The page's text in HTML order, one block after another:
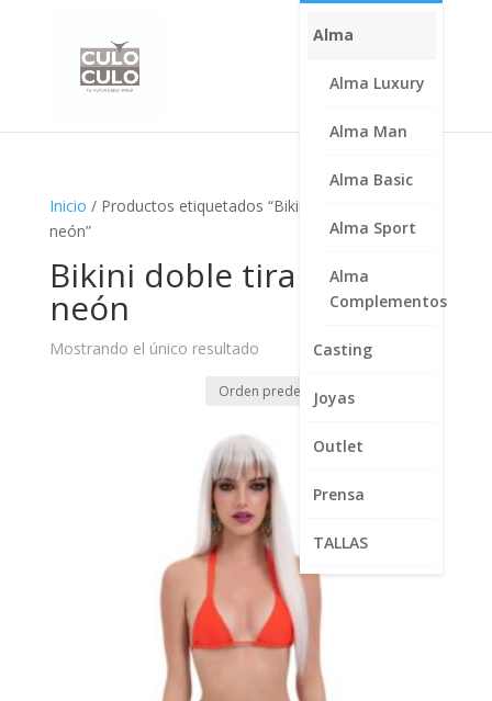
Alma
Alma Luxury
Alma Man
Alma Basic
Alma Sport
Alma
Complementos
Casting
Joyas
Outlet
Prensa
TALLAS
Inicio / Productos etiquetados “Bikini doble tira naranja
neón”
Bikini doble tira naranja
neón
Mostrando el único resultado